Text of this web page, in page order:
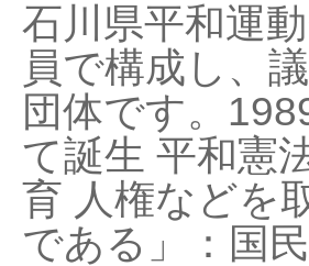
石川県平和運
員で構成し、
団体です。
て誕生 平和憲
育 人権などを
である」：国